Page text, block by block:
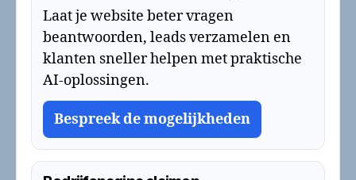
Laat je website beter vragen
beantwoorden, leads verzamelen en
klanten sneller helpen met praktische
AI-oplossingen.
Bespreek de mogelijkheden